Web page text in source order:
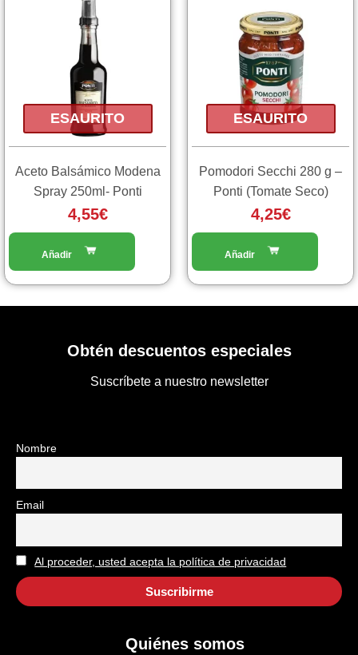
ESAURITO
Aceto Balsámico Modena
Spray 250ml- Ponti
4,55€
ESAURITO
Pomodori Secchi 280 g –
Ponti (Tomate Seco)
4,25€
Obtén descuentos especiales
Suscríbete a nuestro newsletter
Nombre
Email
Al proceder, usted acepta la política de privacidad
Quiénes somos